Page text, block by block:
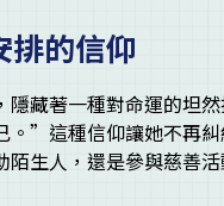
排的信仰
隱藏著一種對命運的坦
。”這種信仰讓她不再
陌生人，還是參與慈善